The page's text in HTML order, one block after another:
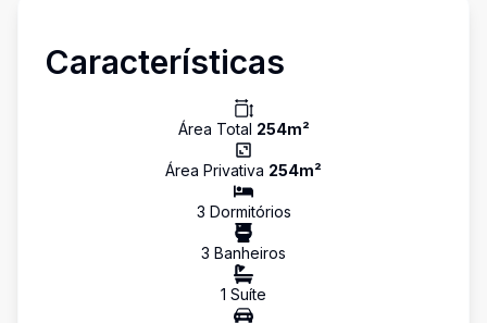
Características
Área Total 254m²
Área Privativa 254m²
3 Dormitórios
3 Banheiros
1 Suíte